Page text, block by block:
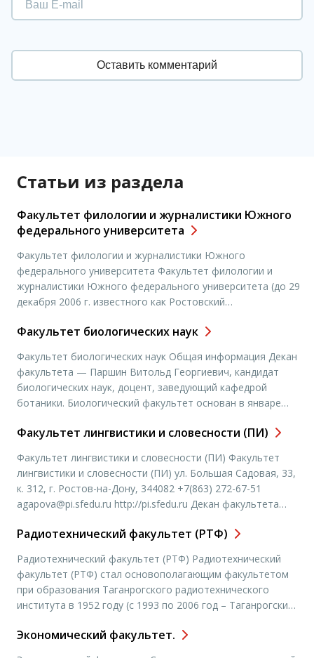
Статьи из раздела
Факультет филологии и журналистики Южного
федерального университета
Факультет филологии и журналистики Южного
федерального университета Факультет филологии и
журналистики Южного федерального университета (до 29
декабря 2006 г. известного как Ростовский
с 1915 года, со времени переезда преподавателей и
университета в Ростов-на-Дону. В 1960 году на историко-
филологическом факультете РГУ была начата
подготовка журналистских […]
Факультет биологических наук
Факультет биологических наук Общая информация Декан
факультета — Паршин Витольд Георгиевич, кандидат
биологических наук, доцент, заведующий кафедрой
ботаники. Биологический факультет основан в январе
ботанического факультета, в свою очередь берущего
университета. В 1948 году в состав биологического
факультета вошло почвенное отделение геолого-
почвенного факультета, и с […]
Факультет лингвистики и словесности (ПИ)
Факультет лингвистики и словесности (ПИ) Факультет
лингвистики и словесности (ПИ) ул. Большая Садовая, 33,
к. 312, г. Ростов-на-Дону, 344082 +7(863) 272-67-51
agapova@pi.sfedu.ru http://pi.sfedu.ru Декан факультета
Григорьевна, доктор филологических наук, профессор,
Факультет был создан в 2000 году на базе двух самых
больших факультетов […]
Радиотехнический факультет (РТФ)
Радиотехнический факультет (РТФ) Радиотехнический
факультет (РТФ) стал основополагающим факультетом
при образования Таганрогского радиотехнического
института в 1952 году (с 1993 по 2006 год – Таганрогский
Технологический институт Южного федерального
Экономический факультет.